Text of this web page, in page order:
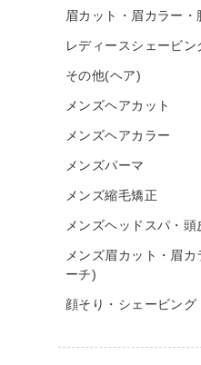
眉カット・眉カラー
レディースシェービン
その他(ヘア)
メンズヘアカット
メンズヘアカラー
メンズパーマ
メンズ縮毛矯正
メンズヘッドスパ・頭
メンズ眉カット・眉カ
ーチ)
顔そり・シェービング